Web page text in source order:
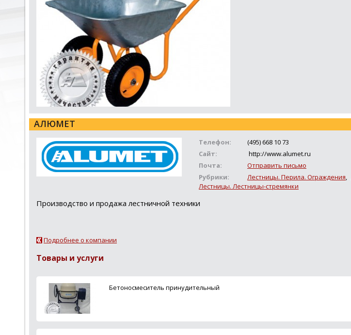
АЛЮМЕТ
Телефон:
(495) 668 10 73
Сайт:
http://www.alumet.ru
Почта:
Отправить письмо
Рубрики:
Лестницы. Перила. Ограждения,
Лестницы. Лестницы-стремянки
Производство и продажа лестничной техники
Подробнее о компании
Товары и услуги
Бетоносмеситель принудительный